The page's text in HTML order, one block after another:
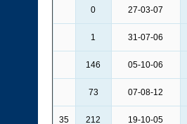
27-03-07
0
31-07-06
1
05-10-06
146
07-08-12
73
19-10-05
212
35